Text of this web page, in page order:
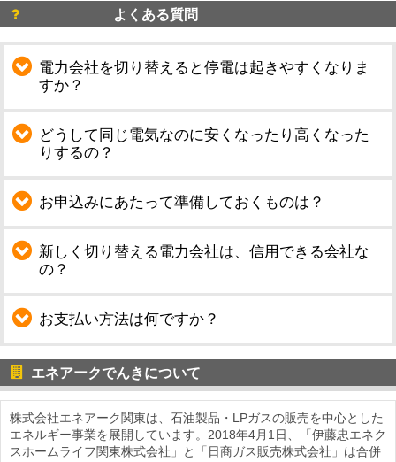
よくある質問
電力会社を切り替えると停電は起きやすくなりま
すか？
どうして同じ電気なのに安くなったり高くなった
りするの？
お申込みにあたって準備しておくものは？
新しく切り替える電力会社は、信用できる会社な
の？
お支払い方法は何ですか？
エネアークでんきについて
株式会社エネアーク関東は、石油製品・LPガスの販売を中心とした
エネルギー事業を展開しています。2018年4月1日、「伊藤忠エネク
スホームライフ関東株式会社」と「日商ガス販売株式会社」は合併